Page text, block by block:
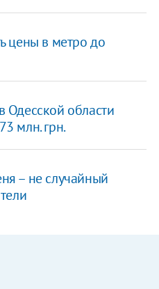
цены в метро до
Одесской области
млн. грн.
– не случайный